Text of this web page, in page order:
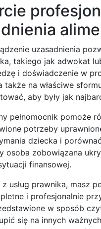
uzasadnienia
takiego jak adwokat
i doświadczenie w
także na właściwe
aby były jak
pełnomocnik pomoże
potrzeby
dziecka i
osoba zobowiązana
finansowej.
usług prawnika, masz
i profesjonalnie
w sposób
się na innych